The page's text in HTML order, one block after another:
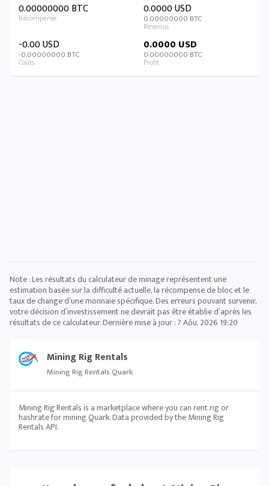
Mining Rig Rentals
Mining Rig Rentals Quark
Mining Rig Rentals is a marketplace where you can rent rig or
hashrate for mining Quark. Data provided by the Mining Rig
Rentals API.
0.00000000 BTC
0.0000 USD
0.00000000 BTC
-0.00 USD
-0.00000000 BTC
0.0000 USD
0.00000000 BTC
Note : Les résultats du calculateur de minage représentent une
estimation basée sur la difficulté actuelle, la récompense de bloc et le
taux de change d’une monnaie spécifique. Des erreurs pouvant survenir,
votre décision d’investissement ne devrait pas être établie d’après les
résultats de ce calculateur. Dernière mise à jour :7 Aôu. 2026 19:20